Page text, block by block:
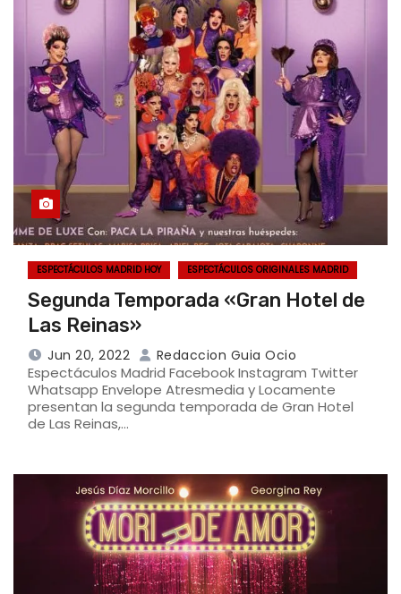
ESPECTÁCULOS MADRID HOY ESPECTÁCULOS ORIGINALES MADRID
Segunda Temporada «Gran Hotel de
Las Reinas»
Jun 20, 2022 Redaccion Guia Ocio
Espectáculos Madrid Facebook Instagram Twitter
Whatsapp Envelope Atresmedia y Locamente
presentan la segunda temporada de Gran Hotel
de Las Reinas,…